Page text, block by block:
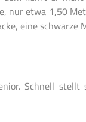
nur etwa 1,50
eine schwarze
Schnell